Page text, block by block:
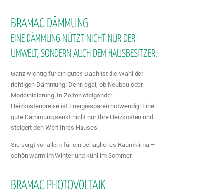
BRAMAC DÄMMUNG
EINE DÄMMUNG NÜTZT NICHT NUR DER
UMWELT, SONDERN AUCH DEM HAUSBESITZER.
Ganz wichtig für ein gutes Dach ist die Wahl der
richtigen Dämmung. Denn egal, ob Neubau oder
Modernisierung: In Zeiten steigender
Heizkostenpreise ist Energiesparen notwendig! Eine
gute Dämmung senkt nicht nur Ihre Heizkosten und
steigert den Wert Ihres Hauses.
Sie sorgt vor allem für ein behagliches Raumklima –
schön warm im Winter und kühl im Sommer.
BRAMAC PHOTOVOLTAIK